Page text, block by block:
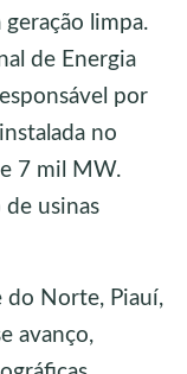
limpa.
de Energia
por
no
7 mil MW.
de usinas
do Norte, Piauí,
avanço,